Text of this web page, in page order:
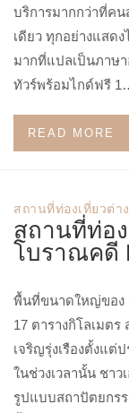
บริการมากกว่าที่ค
เดียว ทุกอย่างแสด
มากที่แปลเป็นภาษ
ทัวร์พร้อมไกด์ฟรี
READ MORE
สถานที่ท่องเที่ยวต่า
สถานที่ท่อ
โบราณคดี
พื้นที่ขนาดใหญ่ของ
17 ตารางกิโลเมต
เจริญรุ่งเรืองตั้งแต่
ในช่วงเวลานั้น ชา
รูปแบบสถาปัตยกร